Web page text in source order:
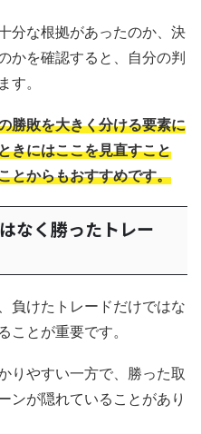
分な根拠があったのか、決
かを確認すると、自分の判
す。
勝敗を大きく分ける要素に
きにはここを見直すこと
とからもおすすめです。
なく勝ったトレー
負けたトレードだけではな
ことが重要です。
りやすい一方で、勝った取
ンが隠れていることがあり